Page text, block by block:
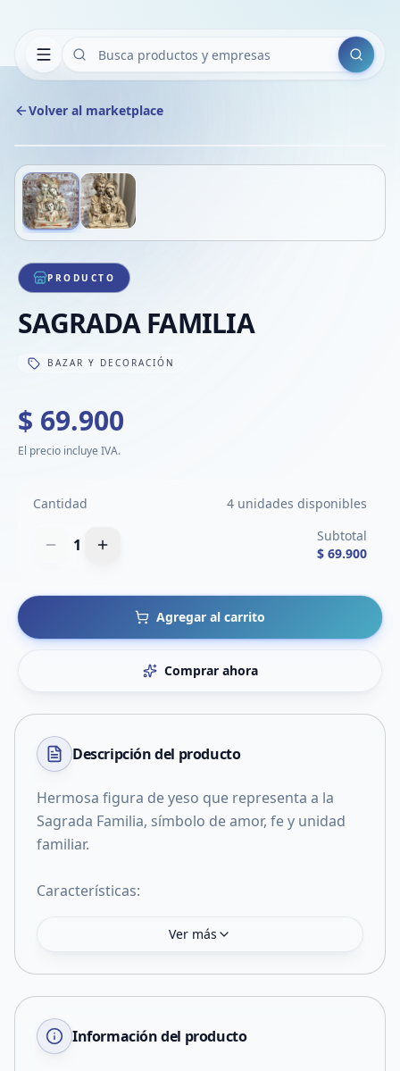
Buscar
Volver al marketplace
1/2
PRODUCTO
SAGRADA FAMILIA
BAZAR Y DECORACIÓN
$ 69.900
El precio incluye IVA.
Cantidad 4 unidades disponibles
1
Subtotal
$ 69.900
Agregar al carrito
Comprar ahora
Descripción del producto
Hermosa figura de yeso que representa a la
Sagrada Familia, símbolo de amor, fe y unidad
familiar.
Características:
Ver más
Información del producto